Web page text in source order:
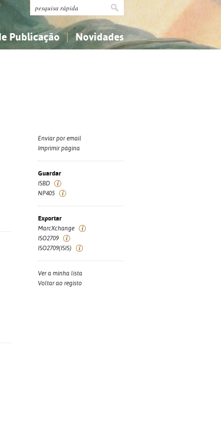
Publicação Novidades
Enviar por email
Imprimir página
Guardar
ISBD
NP405
Exportar
MarcXchange
ISO2709
ISO2709(ISIS)
Ver a minha lista
Voltar ao registo